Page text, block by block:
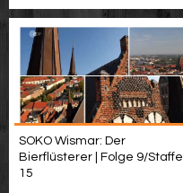
SOKO Wismar: Der
Bierflüsterer | Folge 9/Staffel
15